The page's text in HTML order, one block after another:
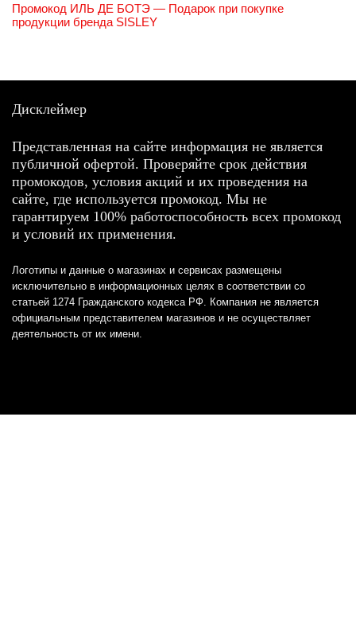
Промокод ИЛЬ ДЕ БОТЭ — Подарок при покупке
продукции бренда SISLEY
Дисклеймер
Представленная на сайте информация не является
публичной офертой. Проверяйте срок действия
промокодов, условия акций и их проведения на
сайте, где используется промокод. Мы не
гарантируем 100% работоспособность всех промокод
и условий их применения.
Логотипы и данные о магазинах и сервисах размещены
исключительно в информационных целях в соответствии со
статьей 1274 Гражданского кодекса РФ. Компания не является
официальным представителем магазинов и не осуществляет
деятельность от их имени.